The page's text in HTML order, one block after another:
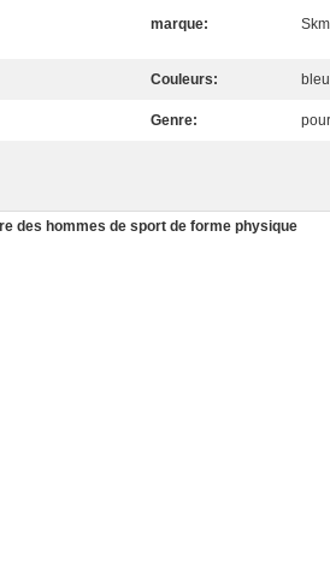
marque:
Couleurs: bleu
Genre:
des hommes de sport de forme physique